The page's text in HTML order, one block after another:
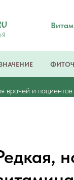
врачей и пациентов